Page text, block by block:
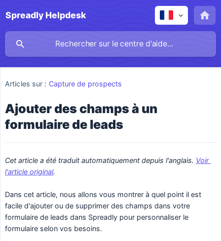
Spreadly Helpdesk
Articles sur : Capture de prospects
Ajouter des champs à un
formulaire de leads
Cet article a été traduit automatiquement depuis l'anglais. Voir
l'article original.
Dans cet article, nous allons vous montrer à quel point il est
facile d'ajouter ou de supprimer des champs dans votre
formulaire de leads dans Spreadly pour personnaliser le
formulaire selon vos besoins.